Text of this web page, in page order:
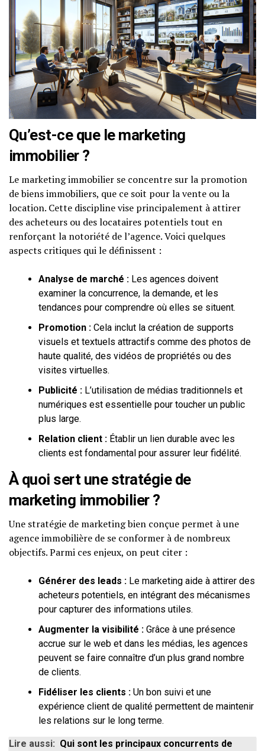
Qu’est-ce que le marketing
immobilier ?
Le marketing immobilier se concentre sur la promotion
de biens immobiliers, que ce soit pour la vente ou la
location. Cette discipline vise principalement à attirer
des acheteurs ou des locataires potentiels tout en
renforçant la notoriété de l’agence. Voici quelques
aspects critiques qui le définissent :
Analyse de marché : Les agences doivent
examiner la concurrence, la demande, et les
tendances pour comprendre où elles se situent.
Promotion : Cela inclut la création de supports
visuels et textuels attractifs comme des photos de
haute qualité, des vidéos de propriétés ou des
visites virtuelles.
Publicité : L’utilisation de médias traditionnels et
numériques est essentielle pour toucher un public
plus large.
Relation client : Établir un lien durable avec les
clients est fondamental pour assurer leur fidélité.
À quoi sert une stratégie de
marketing immobilier ?
Une stratégie de marketing bien conçue permet à une
agence immobilière de se conformer à de nombreux
objectifs. Parmi ces enjeux, on peut citer :
Générer des leads : Le marketing aide à attirer des
acheteurs potentiels, en intégrant des mécanismes
pour capturer des informations utiles.
Augmenter la visibilité : Grâce à une présence
accrue sur le web et dans les médias, les agences
peuvent se faire connaître d’un plus grand nombre
de clients.
Fidéliser les clients : Un bon suivi et une
expérience client de qualité permettent de maintenir
les relations sur le long terme.
Lire aussi: Qui sont les principaux concurrents de